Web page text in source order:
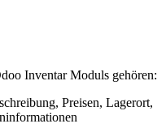
Inventar Moduls gehören:
Preisen, Lagerort,